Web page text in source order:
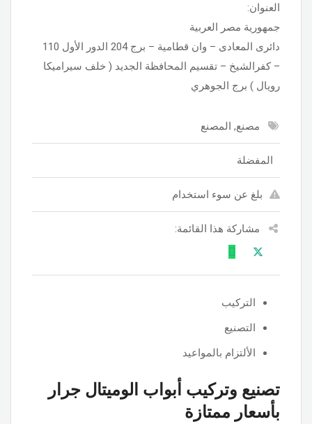
العنوان:
جمهورية مصر العربية
دائرى المعادى – وان قطامية – برج 204 الدور الأول 110
– كفرالشيخ – تقسيم المحافظة الجديد ( خلف سيراميكا
رويال ) برج الجوهري
مصنع, المصنع
المفضلة
بلغ عن سوء استخدام
مشاركة هذا القائمة:
التركيب
التصنيع
الألتزام بالمواعيد
تصنيع وتركيب أبواب الوميتال جرار
بأسعار ممتازة